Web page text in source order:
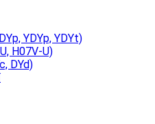
YDYp, YDYt)
H07V-U)
DYd)